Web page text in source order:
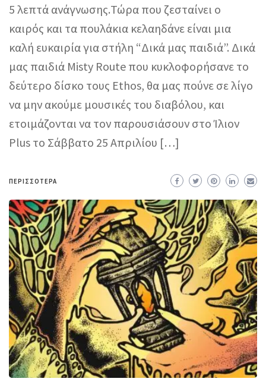
5 λεπτά ανάγνωσης.Τώρα που ζεσταίνει ο
καιρός και τα πουλάκια κελαηδάνε είναι μια
καλή ευκαιρία για στήλη “Δικά μας παιδιά”. Δικά
μας παιδιά Misty Route που κυκλοφορήσανε το
δεύτερο δίσκο τους Ethos, θα μας πούνε σε λίγο
να μην ακούμε μουσικές του διαβόλου, και
ετοιμάζονται να τον παρουσιάσουν στο Ίλιον
Plus το Σάββατο 25 Απριλίου […]
ΠΕΡΙΣΣΌΤΕΡΑ